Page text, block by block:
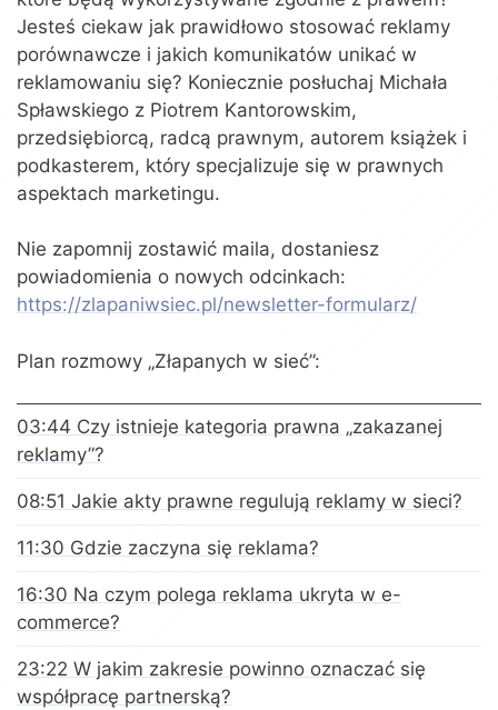
Jesteś ciekaw jak prawidłowo stosować reklamy
porównawcze i jakich komunikatów unikać w
reklamowaniu się? Koniecznie posłuchaj Michała
Spławskiego z Piotrem Kantorowskim,
przedsiębiorcą, radcą prawnym, autorem książek i
podkasterem, który specjalizuje się w prawnych
aspektach marketingu.
Nie zapomnij zostawić maila, dostaniesz
powiadomienia o nowych odcinkach:
https://zlapaniwsiec.pl/newsletter-formularz/
Plan rozmowy „Złapanych w sieć”:
03:44 Czy istnieje kategoria prawna „zakazanej
reklamy”?
08:51 Jakie akty prawne regulują reklamy w sieci?
11:30 Gdzie zaczyna się reklama?
16:30 Na czym polega reklama ukryta w e-
commerce?
23:22 W jakim zakresie powinno oznaczać się
współpracę partnerską?